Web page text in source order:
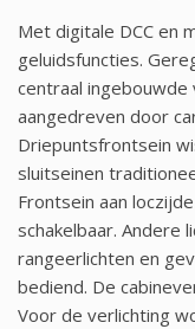
Met digitale DCC en
geluidsfuncties.
centraal ingebouwde
aangedreven door
Driepuntsfrontsein
sluitseinen
Frontsein aan
schakelbaar. Andere
rangeerlichten en
bediend. De
Voor de verlichting